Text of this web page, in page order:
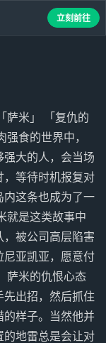
米」 「复仇的
食的世界中，
大的人，会当场
，等待时机报复对
内这条也成为了一
就是这类故事中
，被公司高层陷害
尼亚凯亚，愿意付
萨米的仇恨心态
先出招，然后抓住
的样子。当然他并
的地雷总是会让对
立刻前往